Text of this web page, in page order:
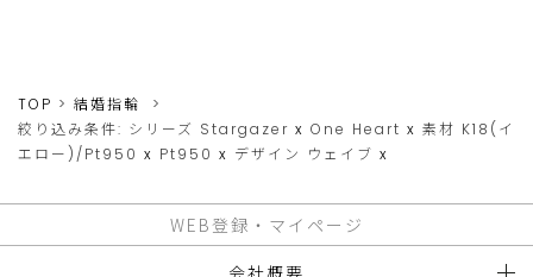
TOP
結婚指輪
絞り込み条件: シリーズ Stargazer x One Heart x 素材 K18(イ
エロー)/Pt950 x Pt950 x デザイン ウェイブ x
WEB登録・マイページ